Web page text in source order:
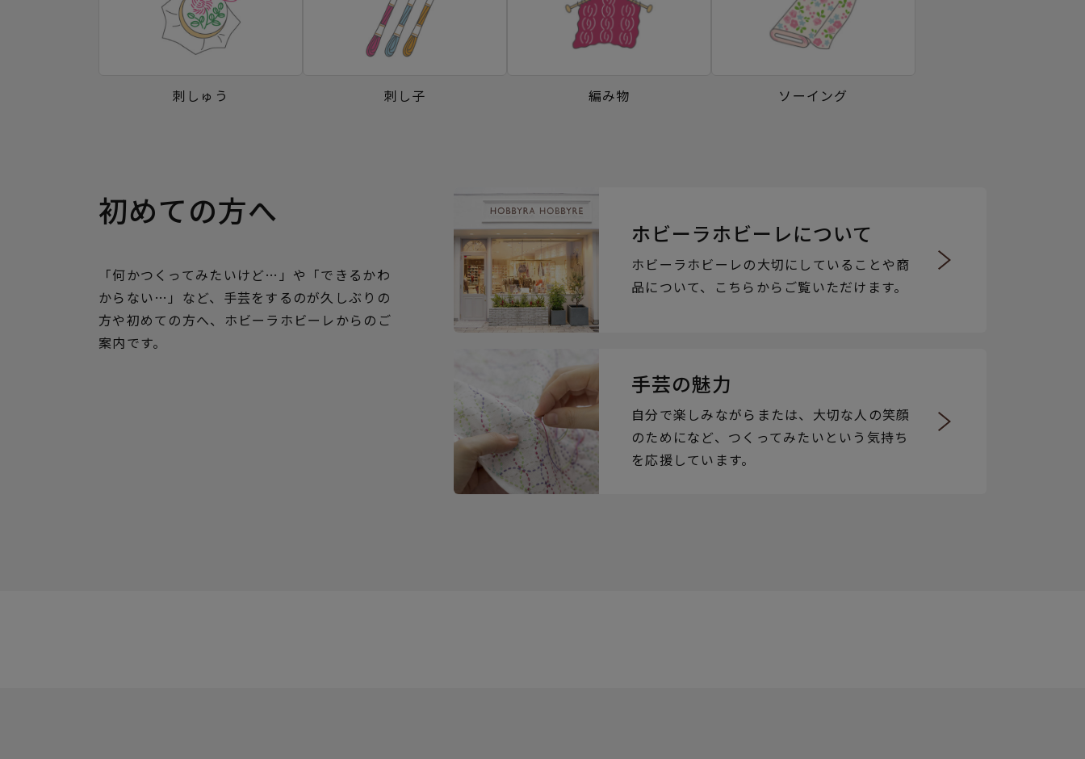
刺しゅう 刺し子 編み物 ソーイング
初めての方へ
「何かつくってみたいけど…」や「できるかわ
からない…」など、手芸をするのが久しぶりの
方や初めての方へ、ホビーラホビーレからのご
案内です。
ホビーラホビーレについて
ホビーラホビーレの大切にしていることや商
品について、こちらからご覧いただけます。
手芸の魅力
自分で楽しみながらまたは、大切な人の笑顔
のためになど、つくってみたいという気持ち
を応援しています。